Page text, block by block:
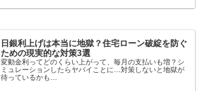
日銀利上げは本当に地獄？住宅ローン破綻を防ぐ
ための現実的な対策3選
変動金利ってどのくらい上がって、毎月の支払いも増？シ
ミュレーションしたらヤバイことに…対策しないと地獄が
待っているかも…